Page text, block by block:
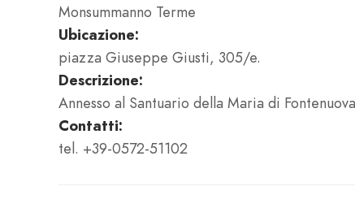
Monsummanno Terme
Ubicazione:
piazza Giuseppe Giusti, 305/e.
Descrizione:
Annesso al Santuario della Maria di
Contatti:
tel. +39-0572-51102